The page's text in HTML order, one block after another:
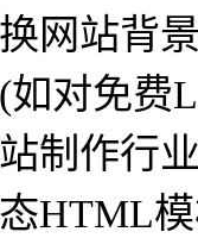
网站背
如对免
制作行
HTML